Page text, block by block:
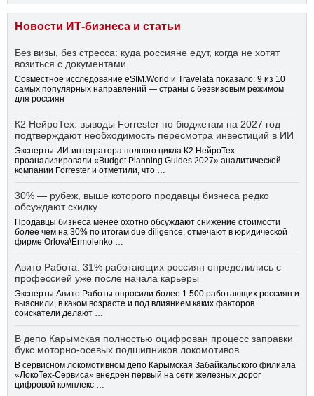
Новости ИТ-бизнеса и статьи
Без визы, без стресса: куда россияне едут, когда не хотят
возиться с документами
Совместное исследование eSIM.World и Travelata показало: 9 из 10
самых популярных направлений — страны с безвизовым режимом
для россиян
К2 НейроТех: выводы Forrester по бюджетам на 2027 год
подтверждают необходимость пересмотра инвестиций в ИИ
Эксперты ИИ-интегратора полного цикла К2 НейроТех
проанализировали «Budget Planning Guides 2027» аналитической
компании Forrester и отметили, что …
30% — рубеж, выше которого продавцы бизнеса редко
обсуждают скидку
Продавцы бизнеса менее охотно обсуждают снижение стоимости
более чем на 30% по итогам due diligence, отмечают в юридической
фирме Orlova\Ermolenko …
Авито Работа: 31% работающих россиян определились с
профессией уже после начала карьеры
Эксперты Авито Работы опросили более 1 500 работающих россиян и
выяснили, в каком возрасте и под влиянием каких факторов
соискатели делают …
В депо Карымская полностью оцифрован процесс заправки
букс моторно-осевых подшипников локомотивов
В сервисном локомотивном депо Карымская Забайкальского филиала
«ЛокоТех-Сервиса» внедрен первый на сети железных дорог
цифровой комплекс …